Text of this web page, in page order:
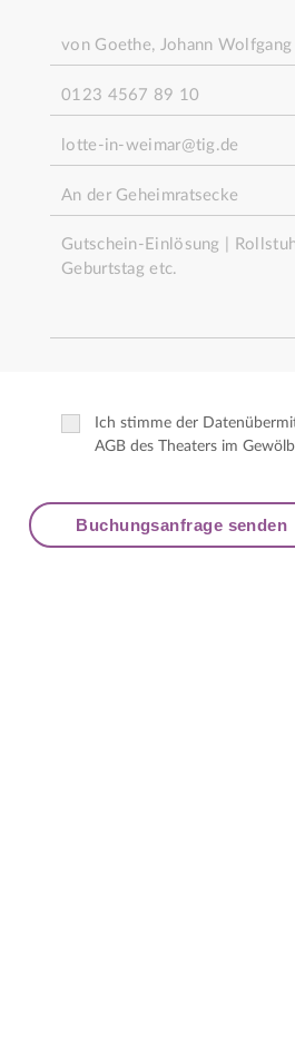
Ich stimme der
AGB des Theaters im